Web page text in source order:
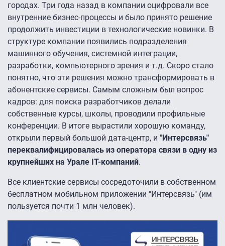
городах. Три года назад в компании оцифровали все
внутренние бизнес-процессы и было принято решение
продолжить инвестиции в технологические новинки. В
структуре компании появились подразделения
машинного обучения, системной интеграции,
разработки, компьютерного зрения и т.д. Скоро стало
понятно, что эти решения можно трансформировать в
абонентские сервисы. Самым сложным был вопрос
кадров: для поиска разработчиков делали
собственные курсы, школы, проводили профильные
конференции. В итоге вырастили хорошую команду,
открыли первый большой дата-центр, и "Интерсвязь"
переквалифицировалась из оператора связи в одну из
крупнейших на Урале IT-компаний.
Все клиентские сервисы сосредоточили в собственном
бесплатном мобильном приложении "Интерсвязь" (им
пользуется почти 1 млн человек).